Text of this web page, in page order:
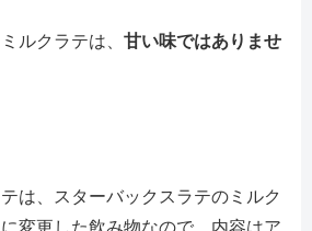
ルクラテは、 甘い味ではありませ
は、スターバックスラテのミルク
変更した飲み物なので、内容はア